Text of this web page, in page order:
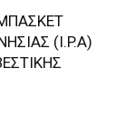
(I.P.A)